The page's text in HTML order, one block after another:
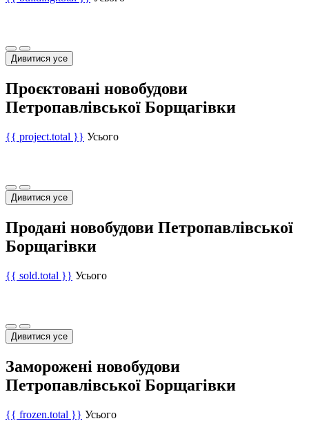
Дивитися усе
Проєктовані новобудови
Петропавлівської Борщагівки
{{ project.total }} Усього
Дивитися усе
Продані новобудови Петропавлівської
Борщагівки
{{ sold.total }} Усього
Дивитися усе
Заморожені новобудови
Петропавлівської Борщагівки
{{ frozen.total }} Усього